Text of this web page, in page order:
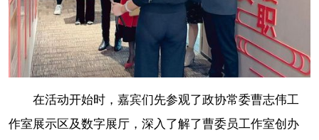
在活动开始时，嘉宾们先参观了政协常委曹志伟工
作室展示区及数字展厅，深入了解了曹委员工作室创办